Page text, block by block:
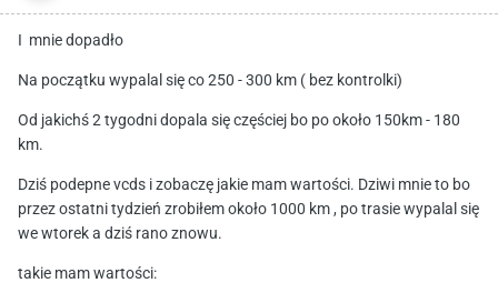
I mnie dopadło
Na początku wypalal się co 250 - 300 km ( bez kontrolki)
Od jakichś 2 tygodni dopala się częściej bo po około 150km - 180
km.
Dziś podepne vcds i zobaczę jakie mam wartości. Dziwi mnie to bo
przez ostatni tydzień zrobiłem około 1000 km , po trasie wypalal się
we wtorek a dziś rano znowu.
takie mam wartości: